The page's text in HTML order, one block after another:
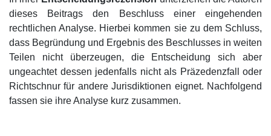
dieses Beitrags den Beschluss einer eingehenden
rechtlichen Analyse. Hierbei kommen sie zu dem Schluss,
dass Begründung und Ergebnis des Beschlusses in weiten
Teilen nicht überzeugen, die Entscheidung sich aber
ungeachtet dessen jedenfalls nicht als Präzedenzfall oder
Richtschnur für andere Jurisdiktionen eignet. Nachfolgend
fassen sie ihre Analyse kurz zusammen.